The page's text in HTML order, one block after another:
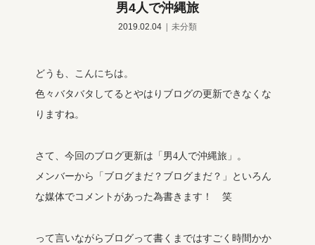
男4人で沖縄旅
2019.02.04 未分類
どうも、こんにちは。
色々バタバタしてるとやはりブログの更新できなくな
りますね。
さて、今回のブログ更新は「男4人で沖縄旅」。
メンバーから「ブログまだ？ブログまだ？」といろん
な媒体でコメントがあった為書きます！ 笑
って言いながらブログって書くまではすごく時間かか